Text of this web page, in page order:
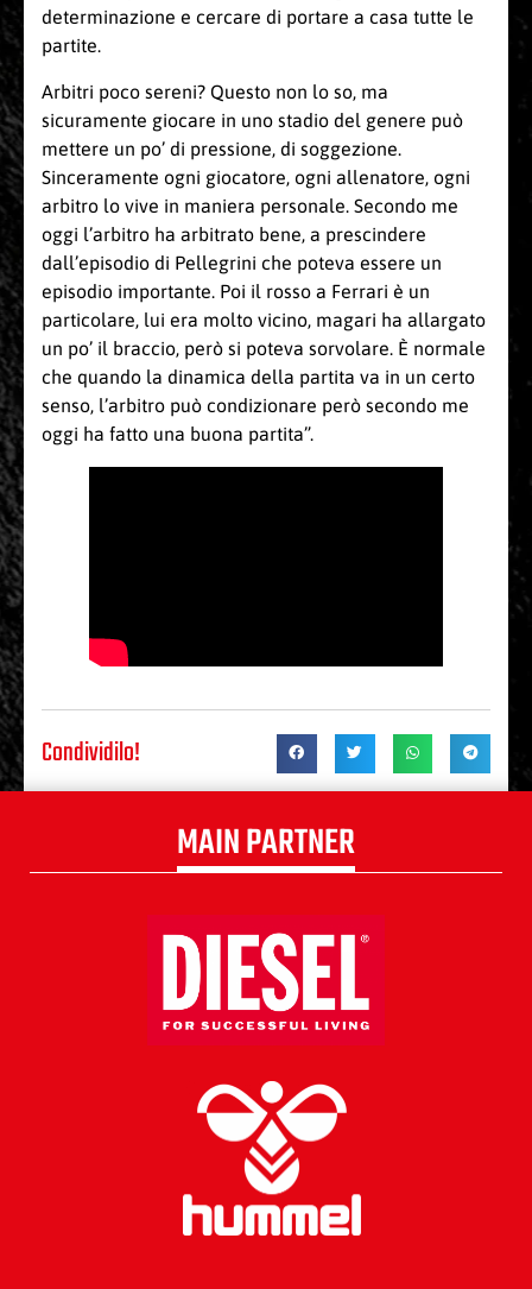
determinazione e cercare di portare a casa tutte le
partite.
Arbitri poco sereni? Questo non lo so, ma
sicuramente giocare in uno stadio del genere può
mettere un po’ di pressione, di soggezione.
Sinceramente ogni giocatore, ogni allenatore, ogni
arbitro lo vive in maniera personale. Secondo me
oggi l’arbitro ha arbitrato bene, a prescindere
dall’episodio di Pellegrini che poteva essere un
episodio importante. Poi il rosso a Ferrari è un
particolare, lui era molto vicino, magari ha allargato
un po’ il braccio, però si poteva sorvolare. È normale
che quando la dinamica della partita va in un certo
senso, l’arbitro può condizionare però secondo me
oggi ha fatto una buona partita”.
Condividilo!
MAIN PARTNER